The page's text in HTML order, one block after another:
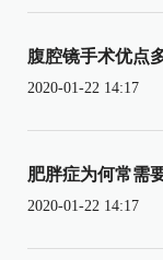
腹腔镜手术优点
2020-01-22 14:17
肥胖症为何常需
2020-01-22 14:17